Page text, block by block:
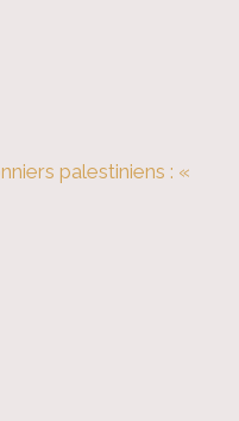
palestiniens : «